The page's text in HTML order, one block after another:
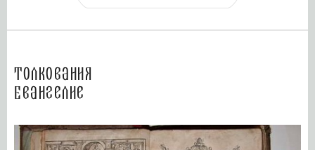
Толкования
Евангелие